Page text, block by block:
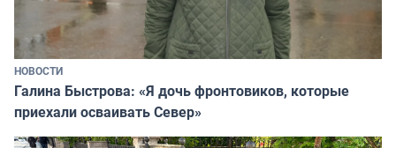
НОВОСТИ
Галина Быстрова: «Я дочь фронтовиков, которые
приехали осваивать Север»